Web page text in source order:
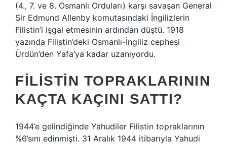
(4., 7. ve 8. Osmanlı Orduları) karşı savaşan General
Sir Edmund Allenby komutasındaki İngilizlerin
Filistin’i işgal etmesinin ardından düştü. 1918
yazında Filistin’deki Osmanlı-İngiliz cephesi
Ürdün’den Yafa’ya kadar uzanıyordu.
FILISTIN TOPRAKLARININ
KAÇTA KAÇINI SATTI?
1944’e gelindiğinde Yahudiler Filistin topraklarının
%6’sını edinmişti. 31 Aralık 1944 itibarıyla Yahudi